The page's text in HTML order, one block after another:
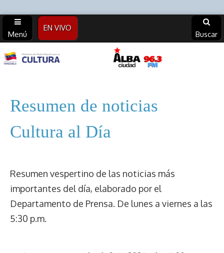
Menú
EN VIVO
Buscar
Alba
Ciudad
96.3 FM
(Archivos)
Resumen de noticias
Cultura al Día
Resumen vespertino de las noticias más
importantes del día, elaborado por el
Departamento de Prensa. De lunes a viernes a las
5:30 p.m.